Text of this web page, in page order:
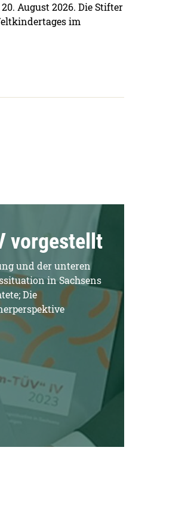
August 2026. Die Stifter
im
vorgestellt
und der unteren
in Sachsens
Die